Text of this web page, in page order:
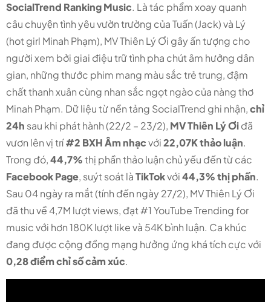
SocialTrend Ranking Music. Là tác phẩm xoay quanh
câu chuyện tình yêu vườn trường của Tuấn (Jack) và Lý
(hot girl Minah Phạm), MV Thiên Lý Ơi gây ấn tượng cho
người xem bởi giai điệu trữ tình pha chút âm hưởng dân
gian, những thước phim mang màu sắc trẻ trung, đậm
chất thanh xuân cùng nhan sắc ngọt ngào của nàng thơ
Minah Phạm. Dữ liệu từ nền tảng SocialTrend ghi nhận,chỉ
24h sau khi phát hành (22/2 – 23/2), MV Thiên Lý Ơiđã
vươn lên vị trí#2 BXH Âm nhạcvới22,07K thảo luận.
Trong đó,44,7%thị phần thảo luận chủ yếu đến từ các
Facebook Page, suýt soát làTikTokvới44,3% thị phần.
Sau 04 ngày ra mắt (tính đến ngày 27/2), MV Thiên Lý Ơi
đã thu về 4,7M lượt views, đạt #1 YouTube Trending for
music với hơn 180K lượt like và 54K bình luận. Ca khúc
đang được cộng đồng mạng hưởng ứng khá tích cực với
0,28 điểm chỉ số cảm xúc.